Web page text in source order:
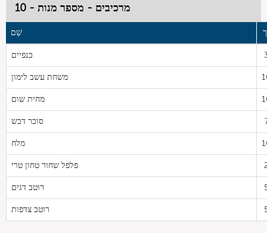
מרכיבים - מספר מנות - 10
שֵׁם
כנפיים
משחת עשב לימון
מחית שום
סוכר דבש
מלח
פלפל שחור טחון טרי
רוטב דגים
רוטב צדפות